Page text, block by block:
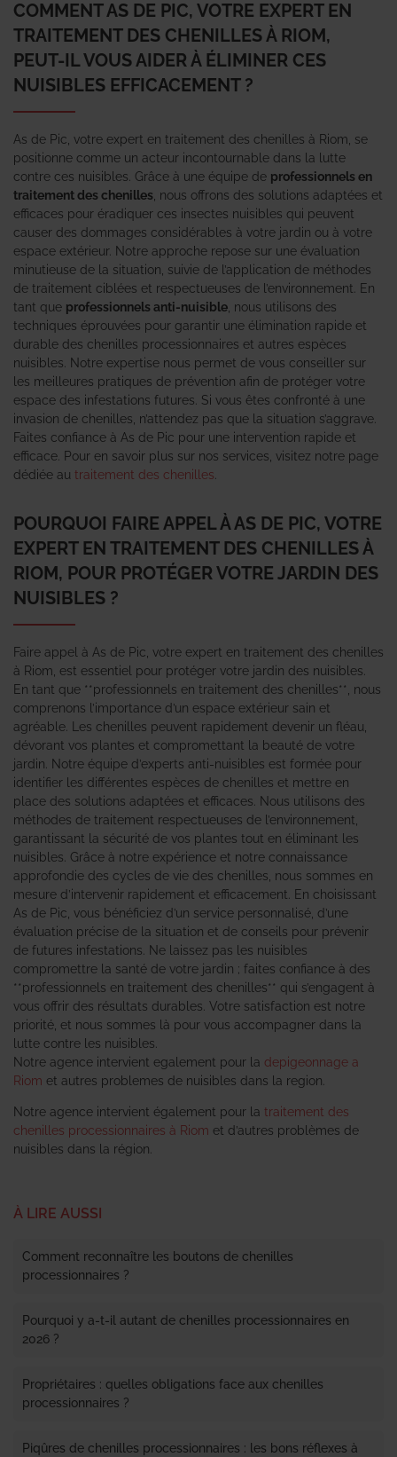
COMMENT AS DE PIC, VOTRE EXPERT EN
TRAITEMENT DES CHENILLES À RIOM,
PEUT-IL VOUS AIDER À ÉLIMINER CES
NUISIBLES EFFICACEMENT ?
As de Pic, votre expert en traitement des chenilles à Riom, se
positionne comme un acteur incontournable dans la lutte
contre ces nuisibles. Grâce à une équipe de professionnels en
traitement des chenilles , nous offrons des solutions adaptées et
efficaces pour éradiquer ces insectes nuisibles qui peuvent
causer des dommages considérables à votre jardin ou à votre
espace extérieur. Notre approche repose sur une évaluation
minutieuse de la situation, suivie de l’application de méthodes
de traitement ciblées et respectueuses de l’environnement. En
tant que professionnels anti-nuisible , nous utilisons des
techniques éprouvées pour garantir une élimination rapide et
durable des chenilles processionnaires et autres espèces
nuisibles. Notre expertise nous permet de vous conseiller sur
les meilleures pratiques de prévention afin de protéger votre
espace des infestations futures. Si vous êtes confronté à une
invasion de chenilles, n’attendez pas que la situation s’aggrave.
Faites confiance à As de Pic pour une intervention rapide et
efficace. Pour en savoir plus sur nos services, visitez notre page
dédiée au traitement des chenilles
POURQUOI FAIRE APPEL À AS DE PIC, VOTRE
EXPERT EN TRAITEMENT DES CHENILLES À
RIOM, POUR PROTÉGER VOTRE JARDIN DES
NUISIBLES ?
Faire appel à As de Pic, votre expert en traitement des chenilles
à Riom, est essentiel pour protéger votre jardin des nuisibles.
En tant que **professionnels en traitement des chenilles**, nous
comprenons l’importance d’un espace extérieur sain et
agréable. Les chenilles peuvent rapidement devenir un fléau,
dévorant vos plantes et compromettant la beauté de votre
jardin. Notre équipe d’experts anti-nuisibles est formée pour
identifier les différentes espèces de chenilles et mettre en
place des solutions adaptées et efficaces. Nous utilisons des
méthodes de traitement respectueuses de l’environnement,
garantissant la sécurité de vos plantes tout en éliminant les
nuisibles. Grâce à notre expérience et notre connaissance
approfondie des cycles de vie des chenilles, nous sommes en
mesure d’intervenir rapidement et efficacement. En choisissant
As de Pic, vous bénéficiez d’un service personnalisé, d’une
évaluation précise de la situation et de conseils pour prévenir
de futures infestations. Ne laissez pas les nuisibles
compromettre la santé de votre jardin ; faites confiance à des
**professionnels en traitement des chenilles** qui s’engagent à
vous offrir des résultats durables. Votre satisfaction est notre
priorité, et nous sommes là pour vous accompagner dans la
lutte contre les nuisibles.
Notre agence intervient egalement pour la depigeonnage a
Riom et autres problemes de nuisibles dans la region.
Notre agence intervient également pour la traitement des
chenilles processionnaires à Riom et d’autres problèmes de
nuisibles dans la région.
À LIRE AUSSI
Comment reconnaître les boutons de chenilles
processionnaires ?
Pourquoi y a-t-il autant de chenilles processionnaires en
2026 ?
Propriétaires : quelles obligations face aux chenilles
processionnaires ?
Piqûres de chenilles processionnaires : les bons réflexes à